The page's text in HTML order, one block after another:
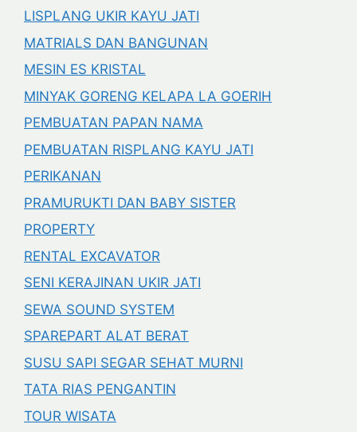
LISPLANG UKIR KAYU JATI
MATRIALS DAN BANGUNAN
MESIN ES KRISTAL
MINYAK GORENG KELAPA LA GOERIH
PEMBUATAN PAPAN NAMA
PEMBUATAN RISPLANG KAYU JATI
PERIKANAN
PRAMURUKTI DAN BABY SISTER
PROPERTY
RENTAL EXCAVATOR
SENI KERAJINAN UKIR JATI
SEWA SOUND SYSTEM
SPAREPART ALAT BERAT
SUSU SAPI SEGAR SEHAT MURNI
TATA RIAS PENGANTIN
TOUR WISATA